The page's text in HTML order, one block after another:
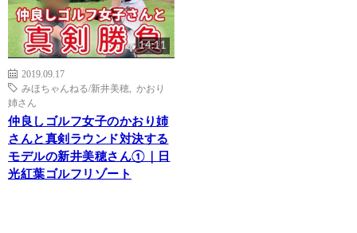
14:11
2019.09.17
みほちゃんねる/新井美穂
かおり
姉さん
仲良しゴルフ女子のかおり姉
さんと真剣ラウンド対決する
モデルの新井美穂さん①｜日
光紅葉ゴルフリゾート